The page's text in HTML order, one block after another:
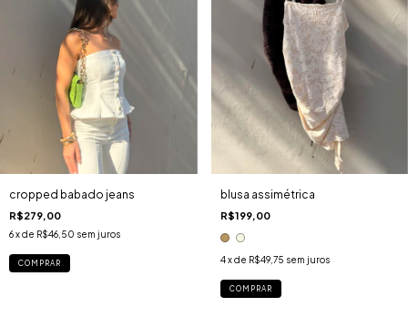
cropped babado jeans
R$279,00
6x de R$46,50 sem juros
COMPRAR
blusa assimétrica
R$199,00
4 x de R$49,75 sem juros
COMPRAR